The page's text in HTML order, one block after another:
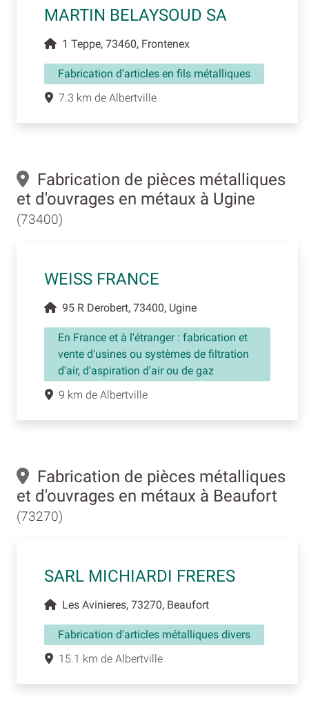
MARTIN BELAYSOUD SA
1 Teppe, 73460, Frontenex
Fabrication d'articles en fils métalliques
7.3 km de Albertville
Fabrication de pièces métalliques
et d'ouvrages en métaux à Ugine
(73400)
WEISS FRANCE
95 R Derobert, 73400, Ugine
En France et à l'étranger : fabrication et
vente d'usines ou systèmes de filtration
d'air, d'aspiration d'air ou de gaz
9 km de Albertville
Fabrication de pièces métalliques
et d'ouvrages en métaux à Beaufort
(73270)
SARL MICHIARDI FRERES
Les Avinieres, 73270, Beaufort
Fabrication d'articles métalliques divers
15.1 km de Albertville